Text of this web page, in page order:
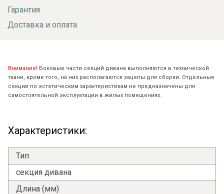
Гарантия
Доставка и оплата
Внимание! Боковые части секций дивана выполняются в технической
ткани, кроме того, на них располагаются зацепы для сборки. Отдельные
секции по эстетическим характеристикам не предназначены для
самостоятельной эксплуатации в жилых помещениях.
Характеристики:
Тип
секция дивана
Длина (мм)